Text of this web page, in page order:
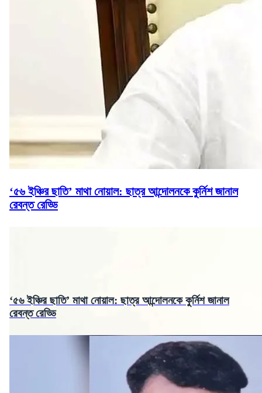
‘৫৬ ইঞ্চির ছাতি’ মাথা নোয়াল: ছাত্র আন্দোলনকে কুর্নিশ জানাল
রেবন্ত রেড্ডি
‘৫৬ ইঞ্চির ছাতি’ মাথা নোয়াল: ছাত্র আন্দোলনকে কুর্নিশ জানাল
রেবন্ত রেড্ডি